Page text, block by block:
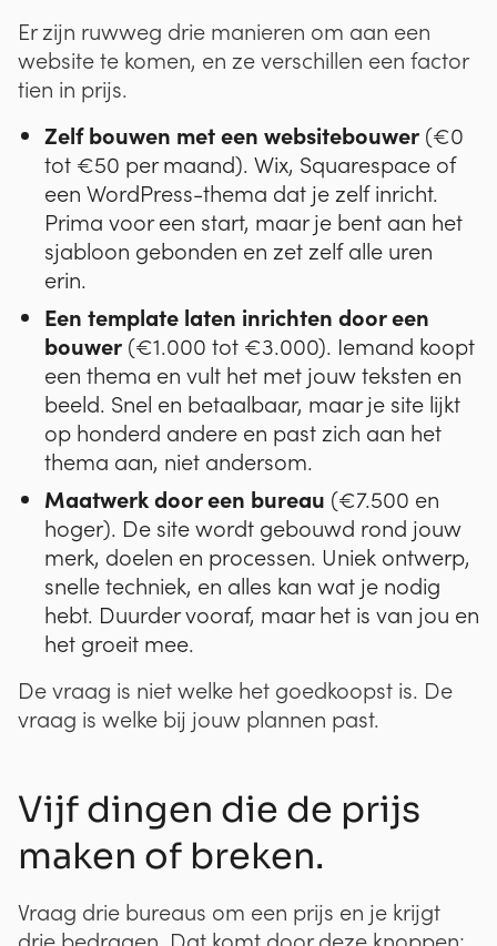
Er zijn ruwweg drie manieren om aan een
website te komen, en ze verschillen een factor
tien in prijs.
Zelf bouwen met een websitebouwer (€0
tot €50 per maand). Wix, Squarespace of
een WordPress-thema dat je zelf inricht.
Prima voor een start, maar je bent aan het
sjabloon gebonden en zet zelf alle uren
erin.
Een template laten inrichten door een
bouwer (€1.000 tot €3.000). Iemand koopt
een thema en vult het met jouw teksten en
beeld. Snel en betaalbaar, maar je site lijkt
op honderd andere en past zich aan het
thema aan, niet andersom.
Maatwerk door een bureau (€7.500 en
hoger). De site wordt gebouwd rond jouw
merk, doelen en processen. Uniek ontwerp,
snelle techniek, en alles kan wat je nodig
hebt. Duurder vooraf, maar het is van jou en
het groeit mee.
De vraag is niet welke het goedkoopst is. De
vraag is welke bij jouw plannen past.
Vijf dingen die de prijs
maken of breken.
Vraag drie bureaus om een prijs en je krijgt